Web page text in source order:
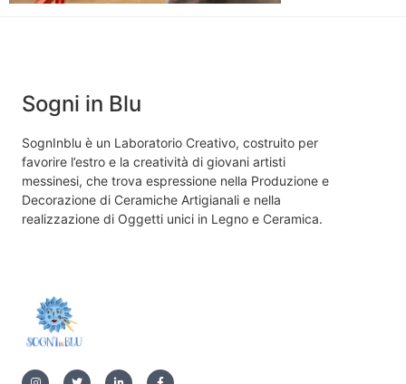
Sogni in Blu
SognInblu è un Laboratorio Creativo, costruito per
favorire l’estro e la creatività di giovani artisti
messinesi, che trova espressione nella Produzione e
Decorazione di Ceramiche Artigianali e nella
realizzazione di Oggetti unici in Legno e Ceramica.